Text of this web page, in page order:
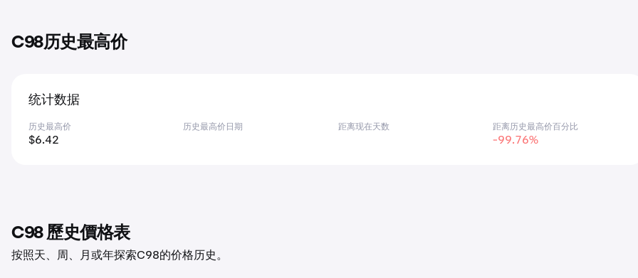
C98历史最高价
统计数据
历史最高价
$6.42
历史最高价日期 距离现在天数 距离历史最高价百分比
-99.76%
C98 歷史價格表
按照天、周、月或年探索C98的价格历史。